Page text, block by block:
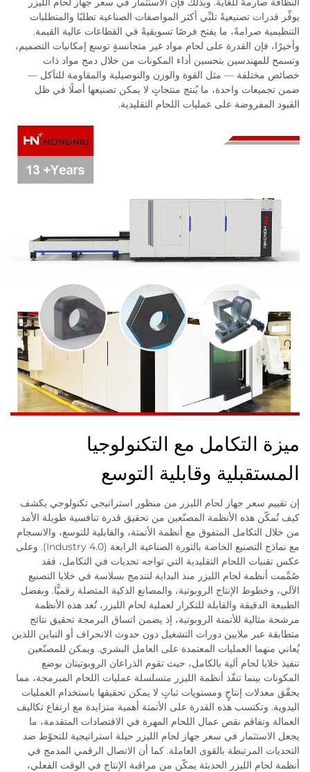
يوفِّر قدرات تصنيعيةً تلبِّي أكثر المواصفات الصناعية تطلبًا والمتطلبات
التنظيمية صرامةً، ما يفتح فرصًا تسويقيةً في القطاعات عالية القيمة.
وأخيرًا، فإن القدرة على لحام مواد غير متجانسةٍ توسع إمكانيات التصميم،
وتسمح للمهندسين بتحسين أداء المكونات من خلال دمج مواد ذات
خصائص مختلفة — مثل القوة والوزن والتوصيلية والمقاومة للتآكل —
ضمن تجميعات واحدة، ما يُنتج منتجاتٍ لا يمكن تصنيعها أصلًا في ظل
القيود المفروضة على عمليات اللحام التقليدية.
ميزة التكامل مع التكنولوجيا
المستقبلية وقابلية التوسع
إن تقييم سعر جهاز لحام الليزر من منظور استراتيجي تكنولوجي يكشف
كيف تُمكّن هذه الأنظمة المصنّعين من تحقيق قدرة تنافسية طويلة الأمد
من خلال التكامل المتفوق مع أنظمة الأتمتة، والقابلية للتوسع، والانسجام
مع نماذج التصنيع الخاصة بالثورة الصناعية الرابعة (Industry 4.0). وعلى
عكس تقنيات اللحام التقليدية التي تواجه تحديات في التكامل، فقد
صُمِّمت أنظمة لحام الليزر منذ البداية لتندمج بسلاسة في خلايا التصنيع
الآلي، وخطوط الإنتاج الروبوتية، والمصانع الذكية المتصلة رقميًّا. وبفضل
الطبيعة الدقيقة والقابلة للتكرار لعملية لحام الليزر، تُعد هذه الأنظمة
مرشحة مثالية للأتمتة الروبوتية، إذ يضمن اتساق البرمجة تحقيق نتائج
متطابقة عبر ملايين دورات التشغيل دون حدوث الانحراف أو التباين اللذين
يُعاني منهما العمليات المعتمدة على العامل البشري. ويمكن للمصنّعين
تنفيذ خلايا لحام آلية بالكامل، حيث تقوم الذراعان الروبوتيتان بوضع
المكونات بينما تنفّذ أنظمة الليزر متسلسلة عمليات اللحام المبرمجة، مما
يحقّق معدلات إنتاجٍ ومستويات ثباتٍ لا يمكن تحقيقها باستخدام العمليات
اليدوية. وتكتسب هذه القدرة على الأتمتة أهمية متزايدة مع ارتفاع تكاليف
العمالة وتفاقم نقص عمال اللحام المهرة في الاقتصادات المتقدمة، ما
يجعل الاستثمار في سعر جهاز لحام الليزر حيلة استراتيجية للتحوّط ضد
التحديات المرتبطة بالقوى العاملة. كما أن الاتصال الرقمي المدمج في
أنظمة لحام الليزر الحديثة يمكّن من مراقبة الإنتاج في الوقت الفعلي،